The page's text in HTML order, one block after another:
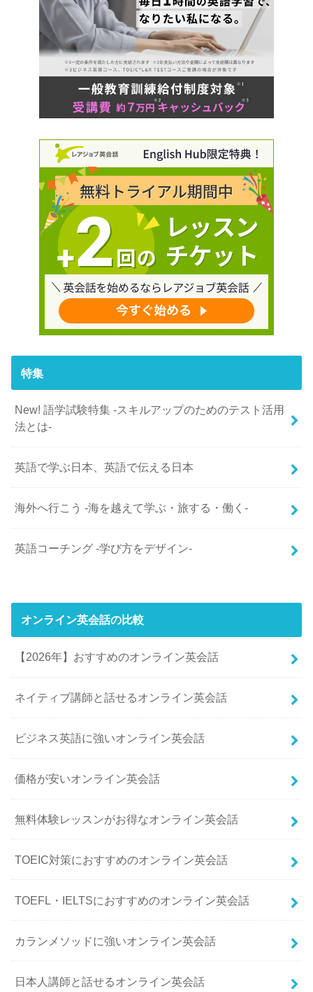
特集
New! 語学試験特集 -スキルアップのためのテスト活用
法とは-
英語で学ぶ日本、英語で伝える日本
海外へ行こう -海を越えて学ぶ・旅する・働く-
英語コーチング -学び方をデザイン-
オンライン英会話の比較
【2026年】おすすめのオンライン英会話
ネイティブ講師と話せるオンライン英会話
ビジネス英語に強いオンライン英会話
価格が安いオンライン英会話
無料体験レッスンがお得なオンライン英会話
TOEIC対策におすすめのオンライン英会話
TOEFL・IELTSにおすすめのオンライン英会話
カランメソッドに強いオンライン英会話
日本人講師と話せるオンライン英会話